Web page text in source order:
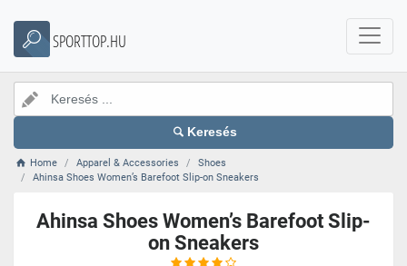
SPORTTOP.HU
Keresés
Home Apparel & Accessories
Shoes
Ahinsa Shoes Women’s Barefoot Slip-on Sneakers
Ahinsa Shoes Women’s Barefoot Slip-
on Sneakers